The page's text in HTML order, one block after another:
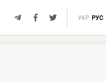
УКР РУС